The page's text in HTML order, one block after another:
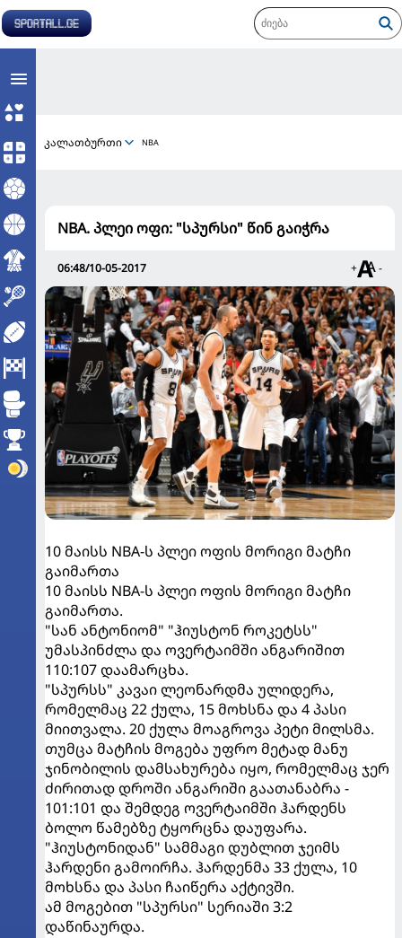
კალათბურთი NBA
NBA. პლეი ოფი: "სპურსი" წინ გაიჭრა
06:48/10-05-2017 + -
10 მაისს NBA-ს პლეი ოფის მორიგი მატჩი
გაიმართა
10 მაისს NBA-ს პლეი ოფის მორიგი მატჩი
გაიმართა.
"სან ანტონიომ" "ჰიუსტონ როკეტსს"
უმასპინძლა და ოვერტაიმში ანგარიშით
110:107 დაამარცხა.
"სპურსს" კავაი ლეონარდმა ულიდერა,
რომელმაც 22 ქულა, 15 მოხსნა და 4 პასი
მიითვალა. 20 ქულა მოაგროვა პეტი მილსმა.
თუმცა მატჩის მოგება უფრო მეტად მანუ
ჯინობილის დამსახურება იყო, რომელმაც ჯერ
ძირითად დროში ანგარიში გაათანაბრა -
101:101 და შემდეგ ოვერტაიმში ჰარდენს
ბოლო წამებზე ტყორცნა დაუფარა.
"ჰიუსტონიდან" სამმაგი დუბლით ჯეიმს
ჰარდენი გამოირჩა. ჰარდენმა 33 ქულა, 10
მოხსნა და პასი ჩაიწერა აქტივში.
ამ მოგებით "სპურსი" სერიაში 3:2
დაწინაურდა.